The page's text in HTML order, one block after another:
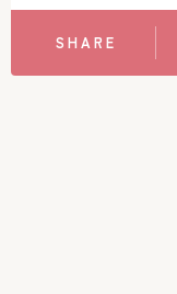
SHARE